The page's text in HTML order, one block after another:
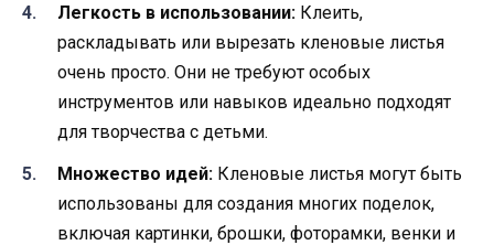
Легкость в использовании: Клеить,
раскладывать или вырезать кленовые листья
очень просто. Они не требуют особых
инструментов или навыков идеально подходят
для творчества с детьми.
Множество идей: Кленовые листья могут быть
использованы для создания многих поделок,
включая картинки, брошки, фоторамки, венки и